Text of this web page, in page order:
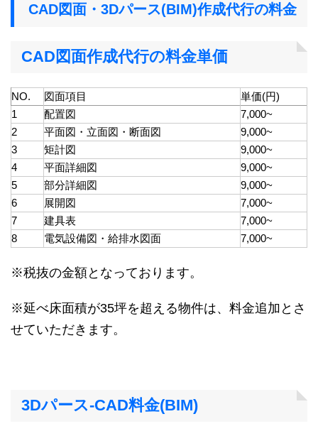
CAD図面・3Dパース(BIM)作成代行の料金
CAD図面作成代行の料金単価
NO. 図面項目
単価(円)
1
配置図
7,000~
2
平面図・立面図・断面図
9,000~
3
矩計図
9,000~
4
平面詳細図
9,000~
5
部分詳細図
9,000~
6
展開図
7,000~
7
建具表
7,000~
8
電気設備図・給排水図面 7,000~
※税抜の金額となっております。
※延べ床面積が35坪を超える物件は、料金追加とさ
せていただきます。
3Dパース-CAD料金(BIM)